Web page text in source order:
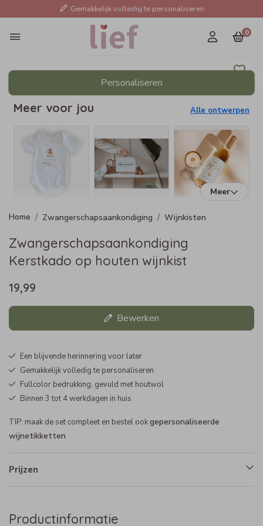
Gemakkelijk volledig te personaliseren
0
Personaliseren
Meer voor jou Alle ontwerpen
Meer
Zwangerschapsaankondiging Wijnkisten
Zwangerschapsaankondiging
Kerstkado op houten wijnkist
19,99
Bewerken
Een blijvende herinnering voor later
Gemakkelijk volledig te personaliseren
Fullcolor bedrukking, gevuld met houtwol
Binnen 3 tot 4 werkdagen in huis
TIP: maak de set compleet en bestel ookgepersonaliseerde
wijnetikketten
Prijzen
Productinformatie